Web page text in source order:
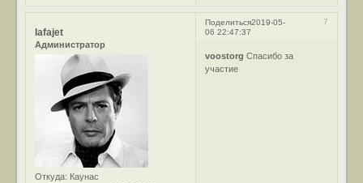
Поделиться 7
2019-05-
06 22:47:37
lafajet
Администратор
Откуда: Каунас
voostorg Спасибо за
участие